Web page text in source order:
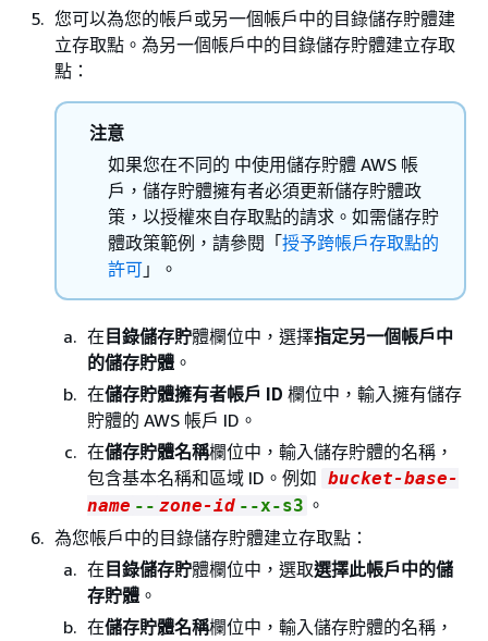
您可以為您的帳戶或另一個帳戶中的目錄儲存貯體建
立存取點。為另一個帳戶中的目錄儲存貯體建立存取
點：
注意
如果您在不同的 中使用儲存貯體 AWS 帳
戶，儲存貯體擁有者必須更新儲存貯體政
策，以授權來自存取點的請求。如需儲存貯
體政策範例，請參閱「授予跨帳戶存取點的
許可 」。
在 目錄儲存貯體欄位中，選擇指定另一個帳戶中
的儲存貯體 。
在儲存貯體擁有者帳戶 ID 欄位中，輸入擁有儲存
貯體的 AWS 帳戶 ID。
在儲存貯體名稱欄位中，輸入儲存貯體的名稱，
包含基本名稱和區域 ID。例如 bucket-base-
name -- zone-id --x-s3 。
為您帳戶中的目錄儲存貯體建立存取點：
在 目錄儲存貯體欄位中，選取選擇此帳戶中的儲
存貯體 。
在儲存貯體名稱欄位中，輸入儲存貯體的名稱，